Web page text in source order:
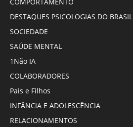
DESTAQUES PSICOLOGIAS DO BRASIL
SOCIEDADE
SAÚDE MENTAL
1Não IA
COLABORADORES
Pais e Filhos
INFÂNCIA E ADOLESCÊNCIA
RELACIONAMENTOS